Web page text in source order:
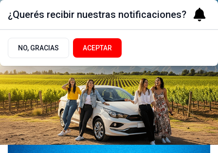
¿Querés recibir nuestras notificaciones?
NO, GRACIAS ACEPTAR